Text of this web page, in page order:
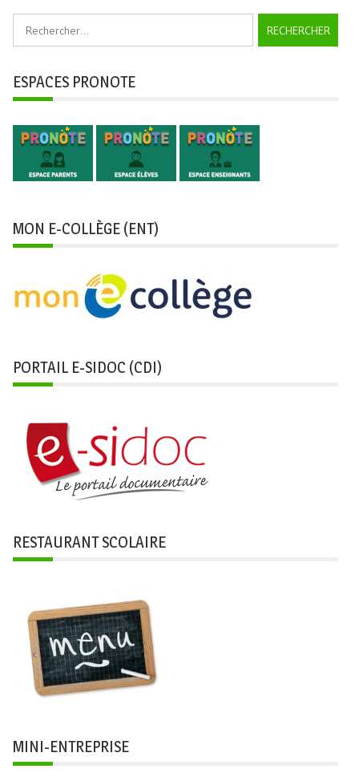
Rechercher :
ESPACES PRONOTE
MON E-COLLÈGE (ENT)
PORTAIL E-SIDOC (CDI)
RESTAURANT SCOLAIRE
MINI-ENTREPRISE